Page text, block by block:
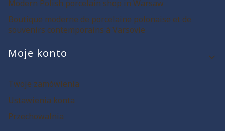
Modern Polish porcelain shop in Warsaw
Boutique moderne de porcelaine polonaise et de
souvenirs contemporains à Varsovie
Moje konto
Twoje zamówienia
Ustawienia konta
Przechowalnia